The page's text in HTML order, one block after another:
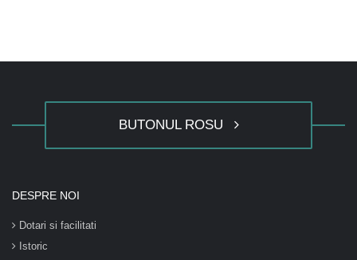
BUTONUL ROSU
DESPRE NOI
Dotari si facilitati
Istoric